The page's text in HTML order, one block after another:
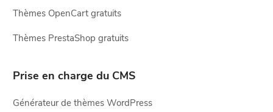
Thèmes OpenCart gratuits
Thèmes PrestaShop gratuits
Prise en charge du CMS
Générateur de thèmes WordPress